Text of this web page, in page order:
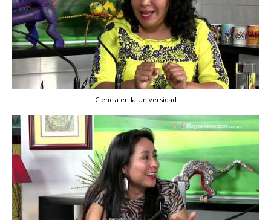
Ciencia en la Universidad